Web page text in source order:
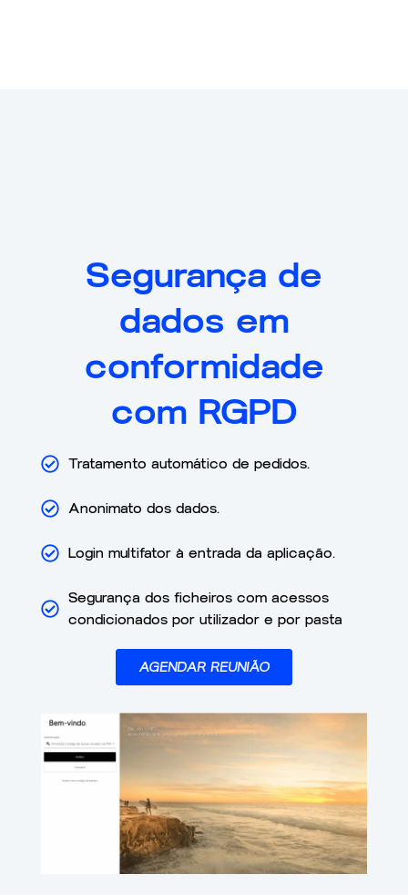
Segurança de
dados em
conformidade
com RGPD
Tratamento automático de pedidos.
Anonimato dos dados.
Login multifator à entrada da aplicação.
Segurança dos ficheiros com acessos
condicionados por utilizador e por pasta
AGENDAR REUNIÃO